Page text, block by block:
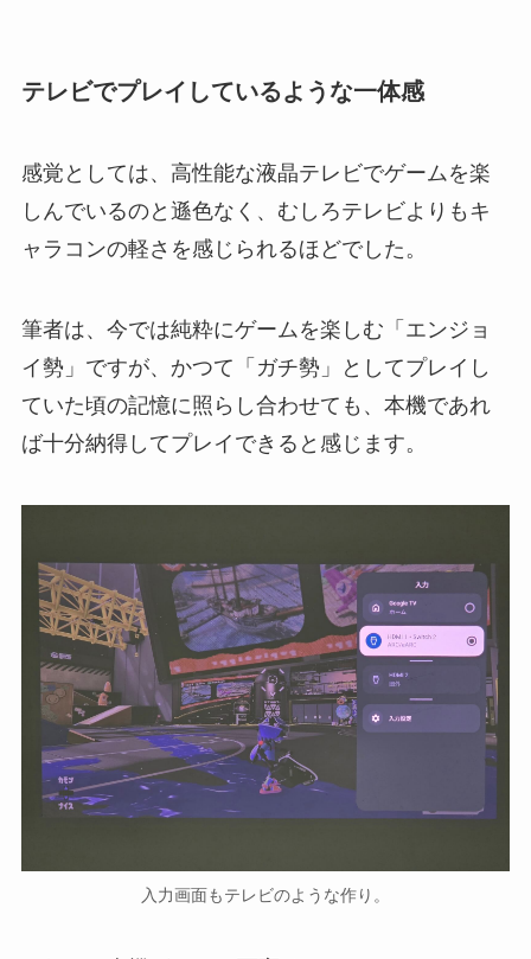
テレビでプレイしているような一体感
感覚としては、高性能な液晶テレビでゲームを楽
しんでいるのと遜色なく、むしろテレビよりもキ
ャラコンの軽さを感じられるほどでした。
筆者は、今では純粋にゲームを楽しむ「エンジョ
イ勢」ですが、かつて「ガチ勢」としてプレイし
ていた頃の記憶に照らし合わせても、本機であれ
ば十分納得してプレイできると感じます。
入力画面もテレビのような作り。